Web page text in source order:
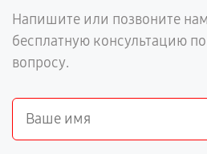
Напишите или позвоните
бесплатную консультацию
вопросу.